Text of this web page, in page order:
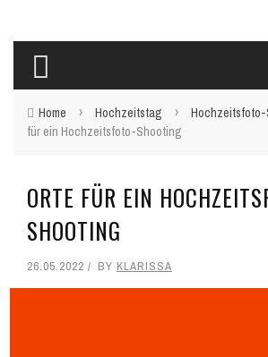
Home › Hochzeitstag ›
für ein Hochzeitsfoto-Shooting
ORTE FÜR EIN
SHOOTING
26.05.2022 BY KLARISSA